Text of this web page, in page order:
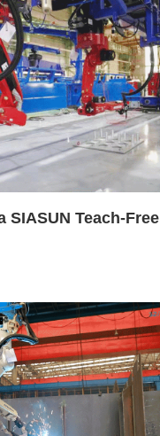
SIASUN Teach-Free